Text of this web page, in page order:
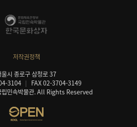
저작권정책
울시 종로구 삼청로 37
3104
FAX 02-3704-3149
민속박물관. All Rights Reserved